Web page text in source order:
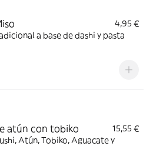
4,95 €
a base de dashi y pasta
atún con tobiko
15,55 €
Atún, Tobiko, Aguacate y